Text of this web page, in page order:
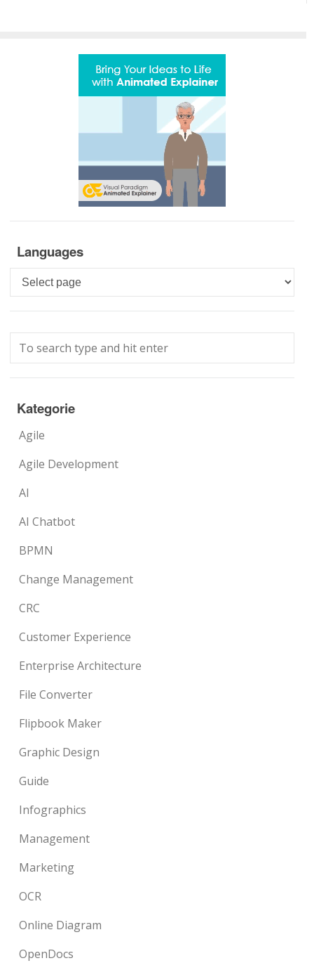
Languages
Languages
Kategorie
Agile
Agile Development
AI
AI Chatbot
BPMN
Change Management
CRC
Customer Experience
Enterprise Architecture
File Converter
Flipbook Maker
Graphic Design
Guide
Infographics
Management
Marketing
OCR
Online Diagram
OpenDocs